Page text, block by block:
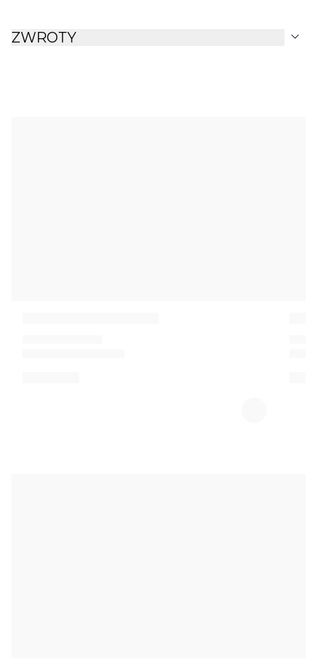
ZWROTY expand_more